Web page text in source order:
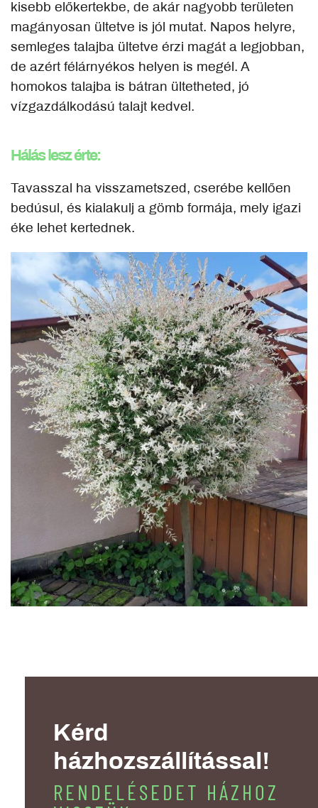
kisebb előkertekbe, de akár nagyobb területen
magányosan ültetve is jól mutat. Napos helyre,
semleges talajba ültetve érzi magát a legjobban,
de azért félárnyékos helyen is megél. A
homokos talajba is bátran ültetheted, jó
vízgazdálkodású talajt kedvel.
Hálás lesz érte:
Tavasszal ha visszametszed, cserébe kellően
bedúsul, és kialakulj a gömb formája, mely igazi
éke lehet kertednek.
Kérd
házhozszállítással!
RENDELÉSEDET HÁZHOZ